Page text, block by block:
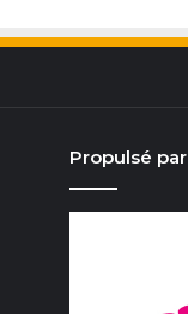
Propulsé par